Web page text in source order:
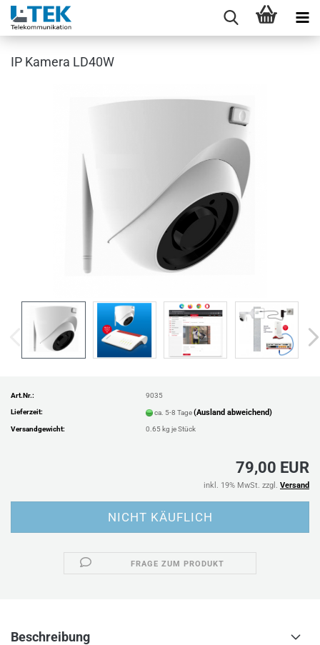
IP Kamera LD40W
Art.Nr.: 9035
Lieferzeit: ca. 5-8 Tage(Ausland abweichend)
Versandgewicht: 0.65 kg je Stück
79,00 EUR
inkl. 19% MwSt. zzgl. Versand
FRAGE ZUM PRODUKT
Beschreibung